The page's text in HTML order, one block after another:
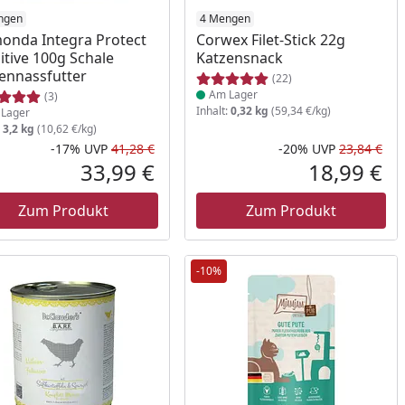
Integra Protect
100g Schale
(3)
am Lager
3,2 kg (10,62 €/kg)
Rabatt in Prozent
-17%
Ursprünglicher Preis
UVP 41,28 €
Aktueller Preis
33,99 €
Zum Produkt
4 Mengen
Corwex Filet-Stick 22g
Katzensnack
(22)
Produkt am Lager
Am Lager
Inhalt:0,32 kg (59,34 €/kg)
-20% UVP 23,84 €
18,99 €
Zum Produkt
-10%